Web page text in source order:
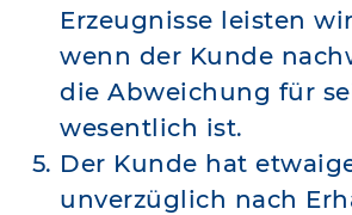
Erzeugnisse leisten
wenn der Kunde
die Abweichung für
wesentlich ist.
Der Kunde hat
unverzüglich nach